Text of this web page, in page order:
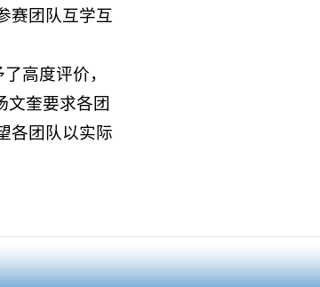
赛团队互学互
高度评价，
文奎要求各团
各团队以实际